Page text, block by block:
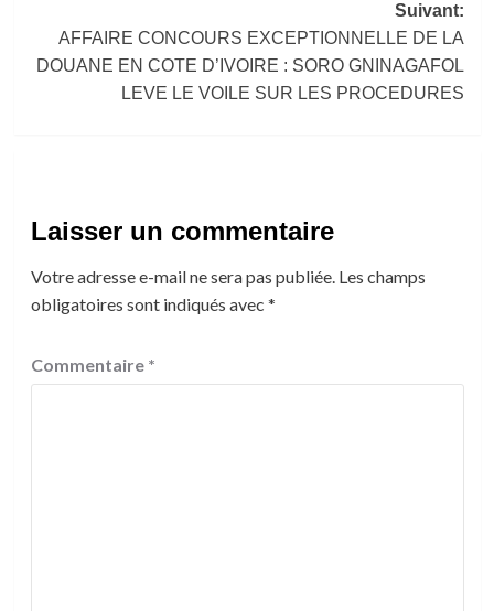
Suivant:
AFFAIRE CONCOURS EXCEPTIONNELLE DE LA
DOUANE EN COTE D’IVOIRE : SORO GNINAGAFOL
LEVE LE VOILE SUR LES PROCEDURES
Laisser un commentaire
Votre adresse e-mail ne sera pas publiée. Les champs
obligatoires sont indiqués avec *
Commentaire *